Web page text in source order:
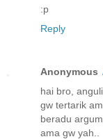
:p
Reply
Anonymous
hai bro,
gw tertarik
beradu
ama gw yah..